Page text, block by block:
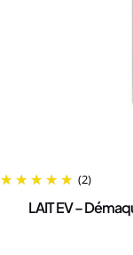
(2)
LAIT EV –